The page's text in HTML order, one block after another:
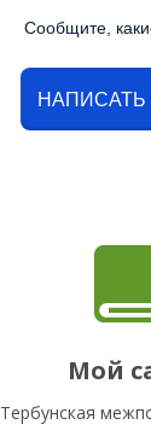
Сообщите,
НАПИСАТЬ
Мой
Тербунская